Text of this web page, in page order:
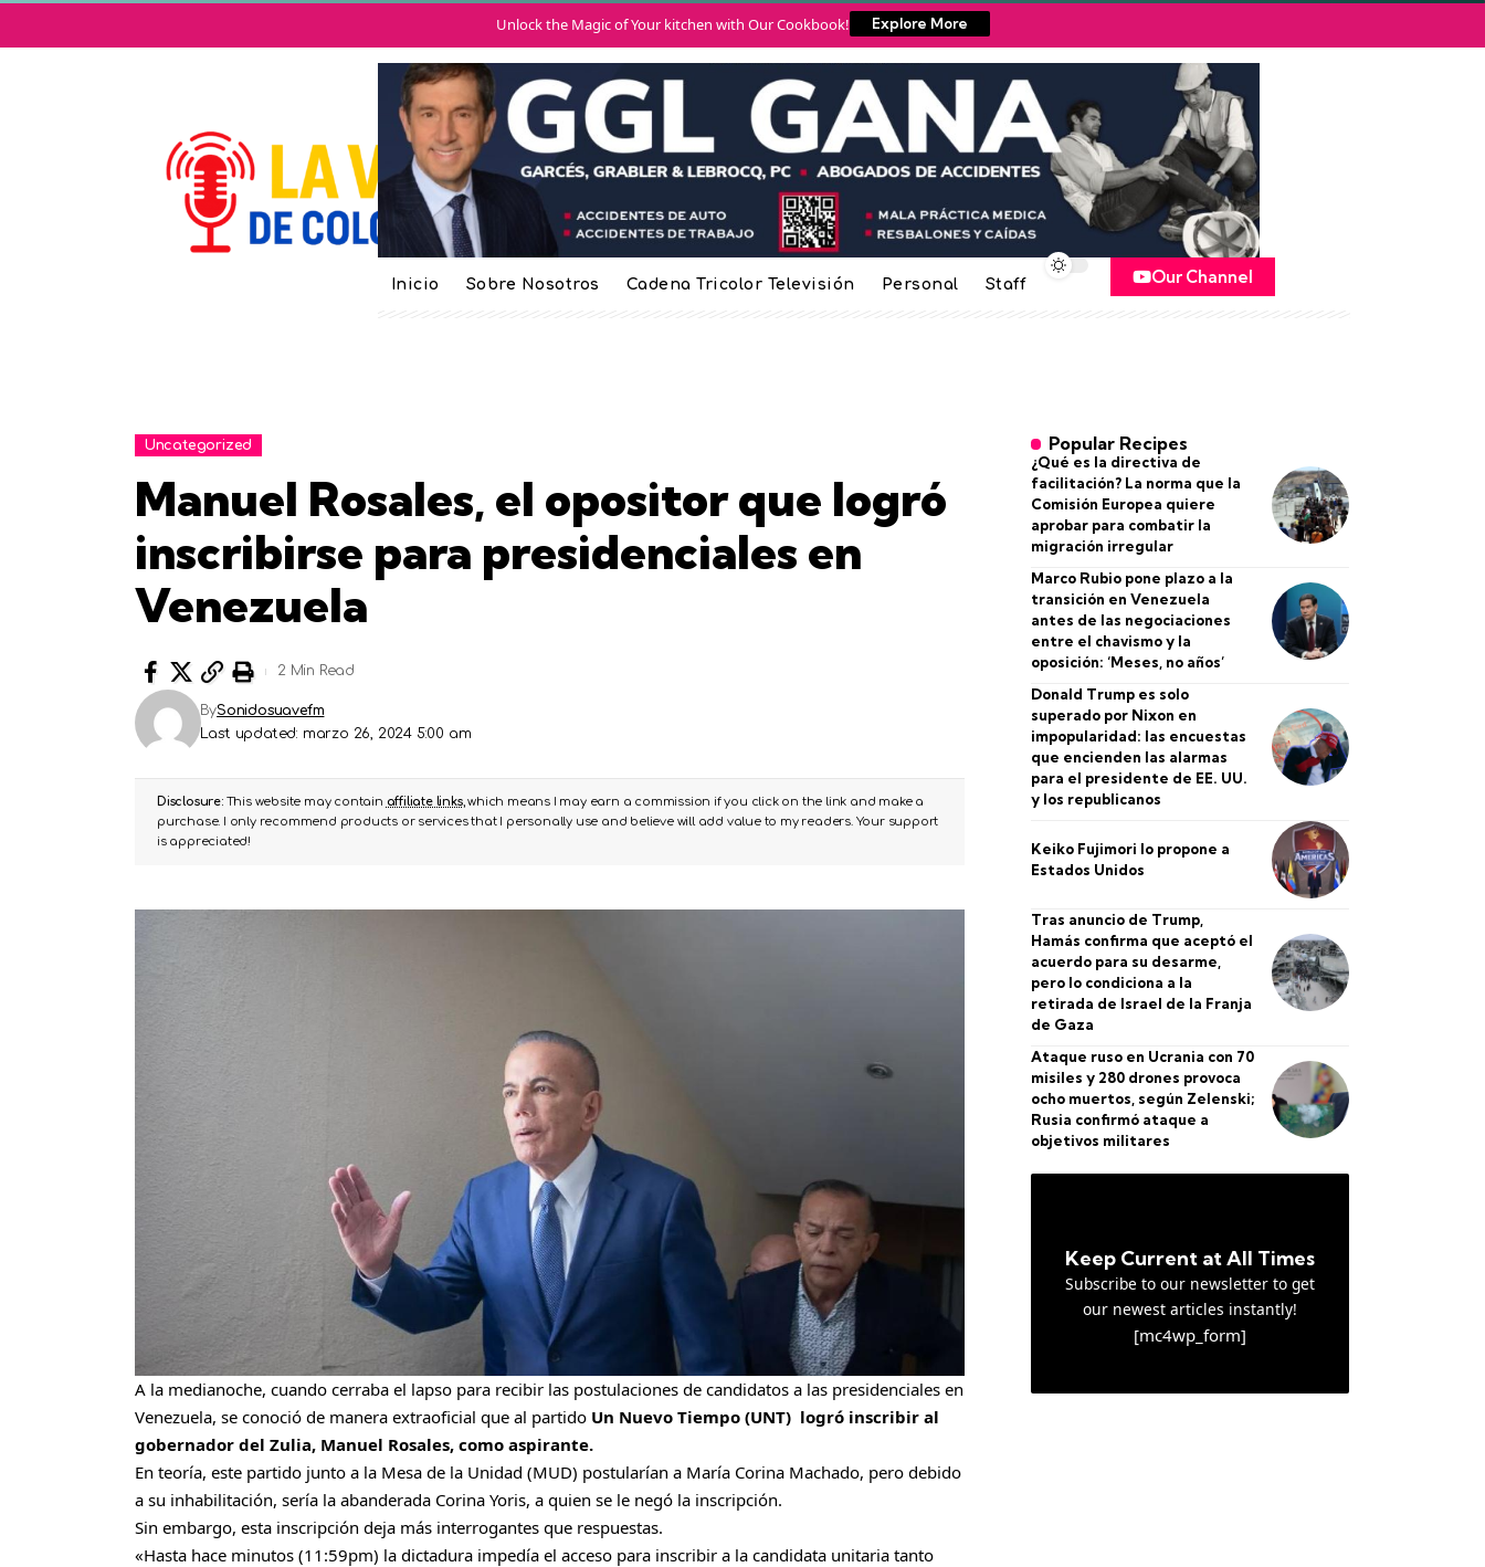
Unlock the Magic of Your kitchen with Our Cookbook! Explore More
Inicio Sobre Nosotros Cadena Tricolor Televisión Personal Staff Our Channel
Uncategorized
Manuel Rosales, el opositor que logró
inscribirse para presidenciales en
Venezuela
Last updated: marzo 26, 2024 5:00 am
BySonidosuavefm
2 Min Read
Disclosure:This website may contain affiliate links, which means I may earn a commission if you click on the link and make a
purchase. I only recommend products or services that I personally use and believe will add value to my readers. Your support
is appreciated!
A la medianoche, cuando cerraba el lapso para recibir las postulaciones de candidatos a las presidenciales en
Venezuela, se conoció de manera extraoficial que al partido Un Nuevo Tiempo (UNT) logró inscribir al
gobernador del Zulia, Manuel Rosales, como aspirante.
En teoría, este partido junto a la Mesa de la Unidad (MUD) postularían a María Corina Machado, pero debido
a su inhabilitación, sería la abanderada Corina Yoris, a quien se le negó la inscripción.
Sin embargo, esta inscripción deja más interrogantes que respuestas.
«Hasta hace minutos (11:59pm) la dictadura impedía el acceso para inscribir a la candidata unitaria tanto
Popular Recipes
¿Qué es la directiva de
facilitación? La norma que la
Comisión Europea quiere
aprobar para combatir la
migración irregular
Marco Rubio pone plazo a la
transición en Venezuela
antes de las negociaciones
entre el chavismo y la
oposición: ‘Meses, no años’
Donald Trump es solo
superado por Nixon en
impopularidad: las encuestas
que encienden las alarmas
para el presidente de EE. UU.
y los republicanos
Keiko Fujimori lo propone a
Estados Unidos
Tras anuncio de Trump,
Hamás confirma que aceptó el
acuerdo para su desarme,
pero lo condiciona a la
retirada de Israel de la Franja
de Gaza
Ataque ruso en Ucrania con 70
misiles y 280 drones provoca
ocho muertos, según Zelenski;
Rusia confirmó ataque a
objetivos militares
Keep Current at All Times
Subscribe to our newsletter to get
our newest articles instantly!
[mc4wp_form]